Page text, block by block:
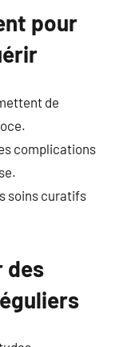
pour
de
complications
soins curatifs
des